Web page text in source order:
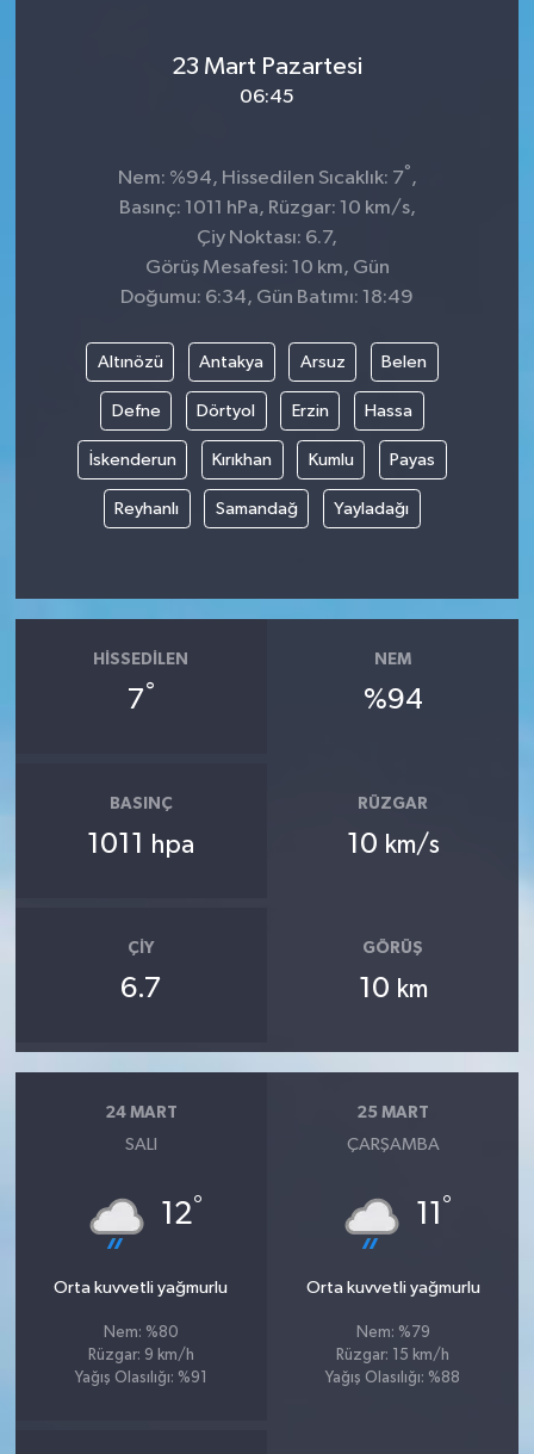
23 Mart Pazartesi
06:45
Nem: %94, Hissedilen Sıcaklık: 7° ,
Basınç: 1011 hPa, Rüzgar: 10 km/s,
Çiy Noktası: 6.7,
Görüş Mesafesi: 10 km, Gün
Doğumu: 6:34, Gün Batımı: 18:49
Altınözü Antakya Arsuz Belen
Defne Dörtyol Erzin Hassa
İskenderun Kırıkhan Kumlu Payas
Reyhanlı Samandağ Yayladağı
HISSEDILEN
7°
NEM
%94
BASINÇ
1011 hpa
RÜZGAR
10 km/s
ÇIY
6.7
GÖRÜŞ
10 km
24 MART
SALI
12°
Orta kuvvetli yağmurlu
Nem: %80
Rüzgar: 9 km/h
Yağış Olasılığı: %91
25 MART
ÇARŞAMBA
11 °
Orta kuvvetli yağmurlu
Nem: %79
Rüzgar: 15 km/h
Yağış Olasılığı: %88